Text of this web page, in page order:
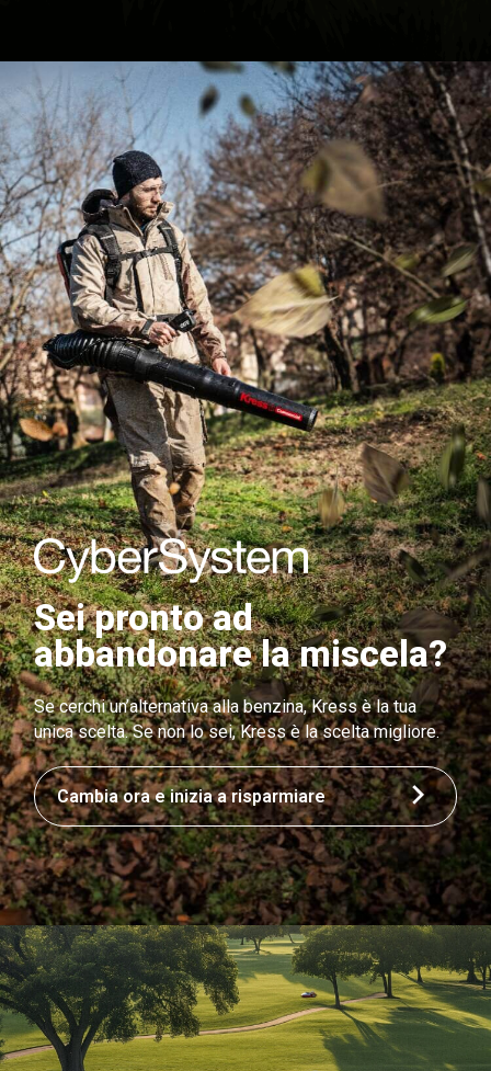
Sei pronto ad
abbandonare la miscela?
Se cerchi un’alternativa alla benzina, Kress è la tua
unica scelta. Se non lo sei, Kress è la scelta migliore.
Cambia ora e inizia a risparmiare